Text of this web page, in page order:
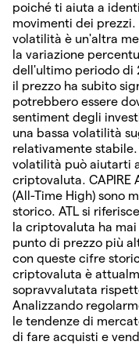
poiché ti aiuta a
movimenti dei prezzi.
volatilità è un'altra
la variazione
dell'ultimo periodo di
il prezzo ha subito
potrebbero essere
sentiment degli
una bassa volatilità
relativamente
volatilità può aiutarti
criptovaluta. CAPIRE
(All-Time High) sono
storico. ATL si
la criptovaluta ha
punto di prezzo più
con queste cifre
criptovaluta è
sopravvalutata
Analizzando
le tendenze di
di fare acquisti e